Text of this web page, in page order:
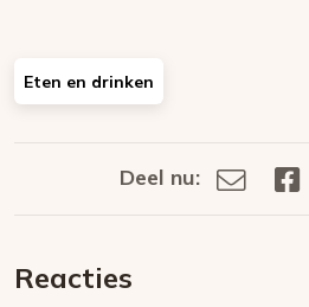
Eten en drinken
Deel
Deel nu:
Deel
Reacties